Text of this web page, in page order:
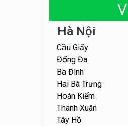
Hà Nội
Cầu Giấy
Đống Đa
Ba Đình
Hai Bà Trưng
Hoàn Kiếm
Thanh Xuân
Tây Hồ